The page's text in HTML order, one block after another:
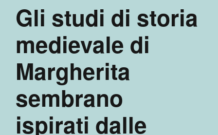
Gli studi di storia
medievale di
Margherita
sembrano
ispirati dalle